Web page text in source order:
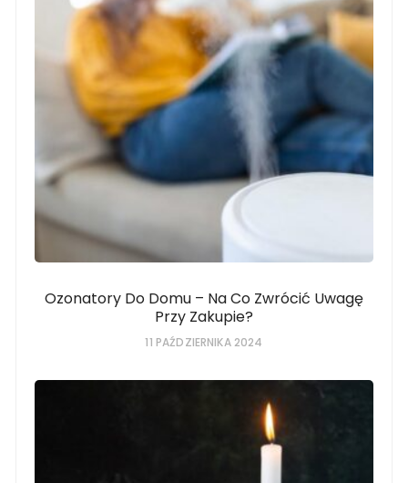
Ozonatory Do Domu – Na Co Zwrócić Uwagę
Przy Zakupie?
11 PAŹDZIERNIKA 2024